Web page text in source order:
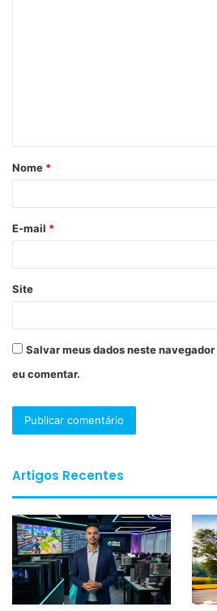
á
r
*
Nome *
E-mail *
Site
Salvar meus dados neste
eu comentar.
Artigos Recentes